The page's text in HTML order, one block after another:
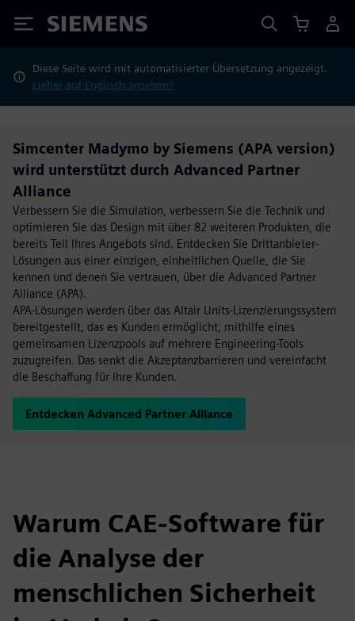
Siemens
Diese Seite wird mit automatisierter Übersetzung angezeigt.
Lieber auf Englisch ansehen?
Simcenter Madymo by Siemens (APA version)
wird unterstützt durch Advanced Partner
Alliance
Verbessern Sie die Simulation, verbessern Sie die Technik und
optimieren Sie das Design mit über 82 weiteren Produkten, die
bereits Teil Ihres Angebots sind. Entdecken Sie Drittanbieter-
Lösungen aus einer einzigen, einheitlichen Quelle, die Sie
kennen und denen Sie vertrauen, über die Advanced Partner
Alliance (APA).
APA-Lösungen werden über das Altair Units-Lizenzierungssystem
bereitgestellt, das es Kunden ermöglicht, mithilfe eines
gemeinsamen Lizenzpools auf mehrere Engineering-Tools
zuzugreifen. Das senkt die Akzeptanzbarrieren und vereinfacht
die Beschaffung für Ihre Kunden.
Entdecken Advanced Partner Alliance
Warum CAE-Software für
die Analyse der
menschlichen Sicherheit